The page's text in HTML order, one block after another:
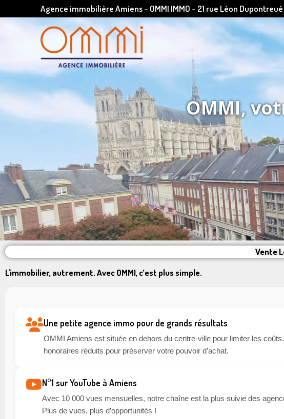
Agence immobilière Amiens - OMMI IMMO - 21 rue Léon
OMMI,
Vente
L'immobilier, autrement. Avec OMMI, c’est plus simple.
Une petite agence immo pour de grands résultats
OMMI Amiens est située en dehors du centre-ville pour limiter les
honoraires réduits pour préserver votre pouvoir d’achat.
N°1 sur YouTube à Amiens
Avec 10 000 vues mensuelles, notre chaîne est la plus suivie des
Plus de vues, plus d’opportunités !